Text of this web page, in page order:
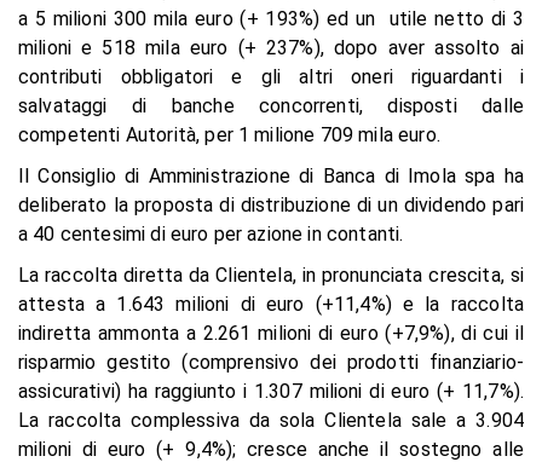
a 5 milioni 300 mila euro (+ 193%) ed un utile netto di 3
milioni e 518 mila euro (+ 237%), dopo aver assolto ai
contributi obbligatori e gli altri oneri riguardanti i
salvataggi di banche concorrenti, disposti dalle
competenti Autorità, per 1 milione 709 mila euro.
Il Consiglio di Amministrazione di Banca di Imola spa ha
deliberato la proposta di distribuzione di un dividendo pari
a 40 centesimi di euro per azione in contanti.
La raccolta diretta da Clientela, in pronunciata crescita, si
attesta a 1.643 milioni di euro (+11,4%) e la raccolta
indiretta ammonta a 2.261 milioni di euro (+7,9%), di cui il
risparmio gestito (comprensivo dei prodotti finanziario-
assicurativi) ha raggiunto i 1.307 milioni di euro (+ 11,7%).
La raccolta complessiva da sola Clientela sale a 3.904
milioni di euro (+ 9,4%); cresce anche il sostegno alle